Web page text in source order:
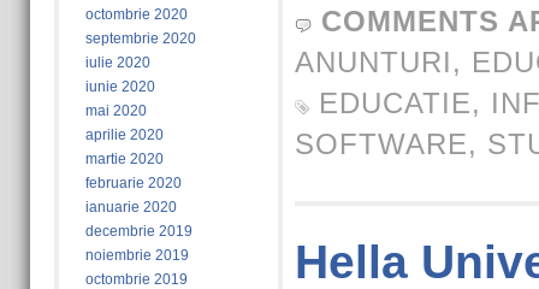
octombrie 2020
septembrie 2020
iulie 2020
iunie 2020
mai 2020
aprilie 2020
martie 2020
februarie 2020
ianuarie 2020
decembrie 2019
noiembrie 2019
octombrie 2019
COMMENTS
ANUNTURI,
EDUCATIE,
SOFTWARE,
Hella